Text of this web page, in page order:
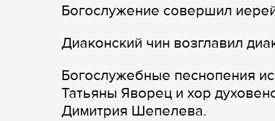
Богослужение совершил
Диаконский чин возглавил
Богослужебные песнопения
Татьяны Яворец и хор
Димитрия Шепелева.